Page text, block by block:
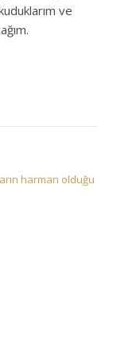
ve
harman olduğu